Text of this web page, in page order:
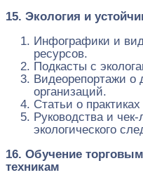
15. Экология и
Инфографики и
ресурсов.
Подкасты с
Видеорепортажи о
организаций.
Статьи о
Руководства и
экологического
16. Обучение
техникам